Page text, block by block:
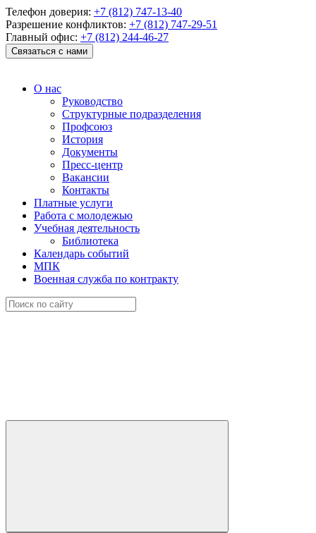
Телефон доверия: +7 (812) 747-13-40
Разрешение конфликтов: +7 (812) 747-29-51
Главный офис: +7 (812) 244-46-27
Связаться с нами
О нас
Руководство
Структурные подразделения
Профсоюз
История
Документы
Пресс-центр
Вакансии
Контакты
Платные услуги
Работа с молодежью
Учебная деятельность
Библиотека
Календарь событий
МПК
Военная служба по контракту